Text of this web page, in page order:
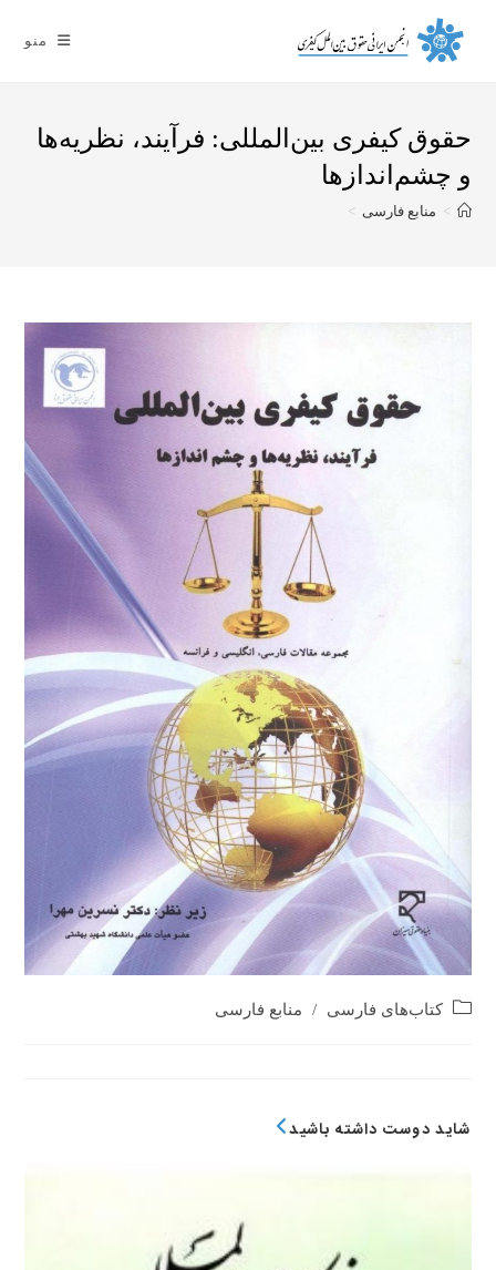
منو
حقوق کیفری بین‌المللی: فرآیند‌، نظریه‌ها
و چشم‌اندازها
> منابع فارسی >
Post
کتاب‌های فارسی / منابع فارسی
شاید دوست داشته باشید